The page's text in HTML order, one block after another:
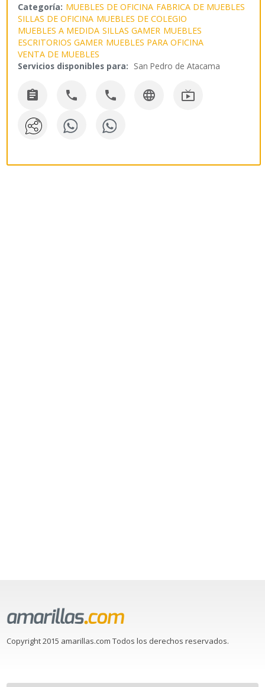
Categoría: MUEBLES DE OFICINA FABRICA DE MUEBLES
SILLAS DE OFICINA MUEBLES DE COLEGIO
MUEBLES A MEDIDA SILLAS GAMER MUEBLES
ESCRITORIOS GAMER MUEBLES PARA OFICINA
VENTA DE MUEBLES
Servicios disponibles para: San Pedro de Atacama
    
Copyright 2015 amarillas.com Todos los derechos reservados.